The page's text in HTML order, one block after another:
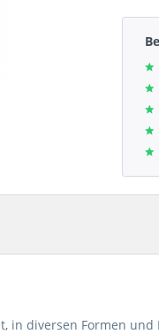
in diversen Formen